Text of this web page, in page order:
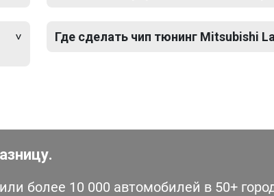
Где сделать чип тюнинг Mitsubishi
более 10 000 автомобилей в 50+